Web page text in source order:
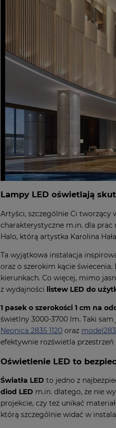
Lampy LED oświetlają
Artyści, szczególnie Ci tworzący
charakterystyczne m.in. dla
Halo, którą artystka Karolina
Ta wyjątkowa instalacja
oraz o szerokim kącie
kierunkach. Co więcej, mimo
z wydajności listew LED do
1 pasek o szerokości 1 cm na
świetlny 3000-3700 lm. Taki
Neonica 2835 1120 oraz
efektywnie rozświetla
Oświetlenie LED to
Światła LED to jedno z
diod LED m.in. dlatego, że nie
projekcie, czy też unikać
którą szczególnie widać w